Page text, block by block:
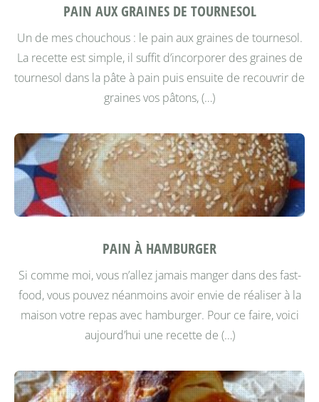
PAIN AUX GRAINES DE TOURNESOL
Un de mes chouchous : le pain aux graines de tournesol.
La recette est simple, il suffit d’incorporer des graines de
tournesol dans la pâte à pain puis ensuite de recouvrir de
graines vos pâtons, (…)
PAIN À HAMBURGER
Si comme moi, vous n’allez jamais manger dans des fast-
food, vous pouvez néanmoins avoir envie de réaliser à la
maison votre repas avec hamburger. Pour ce faire, voici
aujourd’hui une recette de (…)